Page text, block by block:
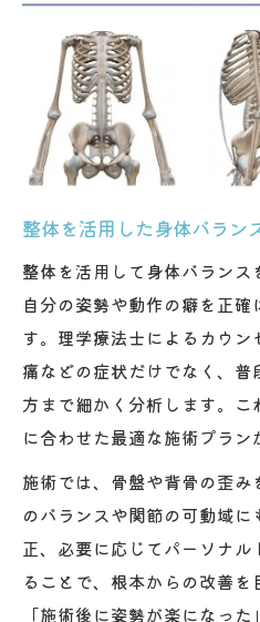
身体の歪みと痛み
ーチ
理学療法士がすす
ニング
整体の科学的アプロー
理学療法士による
果
整体を利用した健
ローチ
筋活動分析に基づ
整体とパーソナル
ト
ピラティスメソッド活
整体とピラティス
指す
整体を活用した身体バラン
整体を活用して身体バラン
自分の姿勢や動作の癖を正
す。理学療法士によるカウ
痛などの症状だけでなく、
方まで細かく分析します。
に合わせた最適な施術プラン
施術では、骨盤や背骨の歪
のバランスや関節の可動域
正、必要に応じてパーソナ
ることで、根本からの改善
「施術後に姿勢が楽になっ